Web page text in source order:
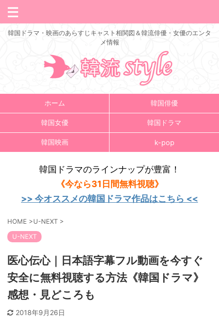
韓国ドラマ・映画のあらすじキャスト相関図＆韓流俳優・女優のエンタ
メ情報
ホーム 韓国俳優
韓国女優 韓国ドラマ
韓国映画 k-pop
韓国ドラマのラインナップが豊富！
《今なら31日間無料視聴》
>> 今オススメの韓国ドラマ作品はこちら <<
HOME >U-NEXT >
U-NEXT
医心伝心｜日本語字幕フル動画を今すぐ
安全に無料視聴する方法《韓国ドラマ》
感想・見どころも
2018年9月26日